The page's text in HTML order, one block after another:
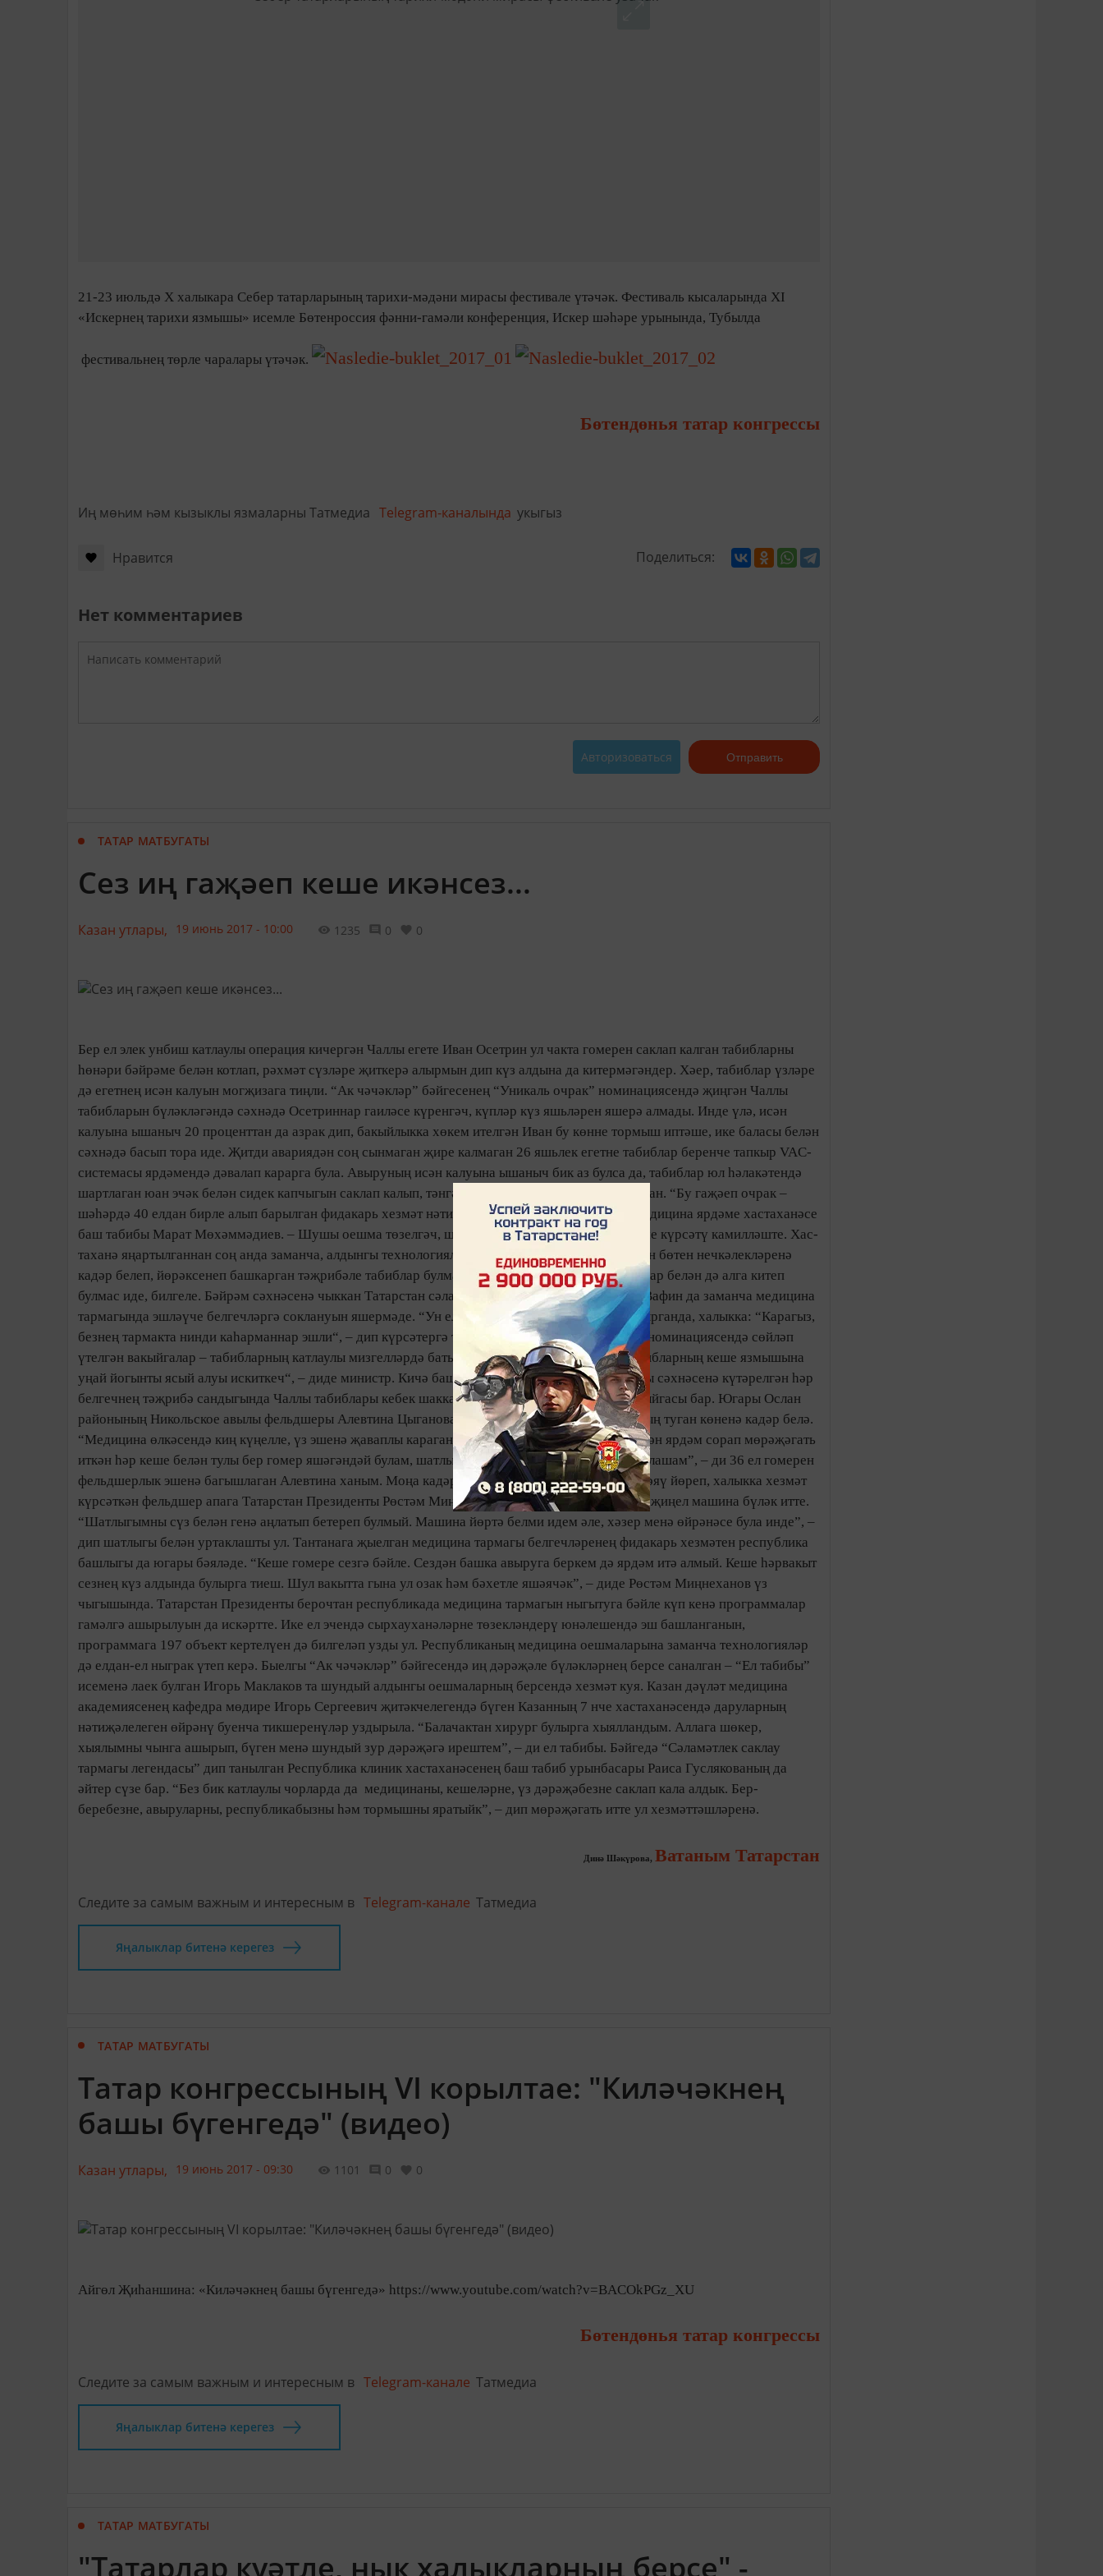
21-23 июльдә Х халыкара Себер татарларының тарихи-мәдәни мирасы фестивале үтәчәк. Фестиваль кысаларында XI
«Искернең тарихи язмышы» исемле Бөтенроссия фәнни-гамәли конференция, Искер шәһәре урынында, Тубылда
фестивальнең төрле чаралары үтәчәк.
Бөтендөнья татар конгрессы
Иң мөһим һәм кызыклы язмаларны Татмедиа Telegram-каналында укыгыз
Нравится Поделиться:
Нет комментариев
Авторизоваться Отправить
ТАТАР МАТБУГАТЫ
Сез иң гаҗәеп кеше икәнсез...
Казан утлары, 19 июнь 2017 - 10:00 1235 0 0
Бер ел элек унбиш катлаулы операция кичергән Чаллы егете Иван Осетрин ул чакта гомерен саклап калган табибларны
һөнәри бәйрәме белән котлап, рәхмәт сүзләре җиткерә алырмын дип күз алдына да китермәгәндер. Хәер, табиблар үзләре
дә егетнең исән калуын могҗи­зага тиңли. “Ак чәчәкләр” бәйгесенең “Уникаль очрак” номинациясендә җиңгән Чал­лы
табибларын бү­ләк­ләгәндә сәхнәдә Осетриннар гаиләсе күренгәч, күпләр күз яшьләрен яшерә алмады. Инде үлә, исән
калуына ышаныч 20 проценттан да азрак дип, бакыйлыкка хө­кем ителгән Иван бу көнне тормыш иптәше, ике баласы бе­лән
сәхнәдә басып тора иде. Җитди ава­риядән соң сынмаган җире калмаган 26 яшьлек егетне табиблар беренче тапкыр VAC-
системасы яр­дә­мендә дә­валап карарга була. Авыру­ның исән калуына ышаныч бик аз булса да, табиб­лар юл һәла­кә­тендә
шартлаган юан эчәк белән сидек капчыгын саклап калып, тәнгә үлек таралуны булдырмый кал­ган. “Бу гаҗәеп очрак –
шәһәрдә 40 елдан бирле алып барылган фидакарь хез­мәт нәтиҗәсе, – ди Чал­лының ашыгыч медицина ярдәме хастаханәсе
баш табибы Марат Мөхәммәдиев. – Шушы оешма төзелгәч, шә­һәр­дә ашы­гыч медицина яр­дәме күр­сәтү камил­ләш­те. Хас­
таханә яңартыл­ган­нан соң анда заманча, алдынгы тех­нологияләр кулланыла башлады”. Үз эшен бөтен нечкә­лек­ләренә
кадәр белеп, йөрәк­сенеп башкарган тәҗри­бәле табиблар булмаса, әллә нинди алдынгы оешмалар белән дә алга китеп
булмас иде, билгеле. Бәй­рәм сәхнәсенә чыккан Татарстан сәламәтлек саклау министры Гадел Вафин да заманча медицина
тармагында эшләүче бел­гечләргә соклануын яшер­мәде. “Ун ел элек бу тәкъ­димне га­мәлгә ашырганда, ха­лыкка: “Карагыз,
безнең тармакта нинди каһарманнар эшли“, – дип күрсәтергә те­ләдек. Бүген “Уникаль очрак“ но­ми­нациясендә сөйләп
үтел­­гән вакыйгалар – та­биб­лар­ның катлаулы миз­гел­ләрдә батырлык кылу­лары­ның үрнәге. Табиблар­ның кеше язмышына
уңай йогынты ясый алуы искиткеч“, – диде министр. Кичә башкаланың Опера һәм балет театры сәхнәсенә күтәрелгән һәр
белгечнең тәҗрибә сандыгында Чаллы табиблары кебек шаккатырып сөйләрлек хатирәсе, вакыйгасы бар. Югары Ослан
районының Никольское авылы фельдшеры Алевтина Цыганова әнә ярдәме тигән һәр авыруының туган көненә кадәр белә.
“Медицина өлкә­сендә киң күңелле, үз эшенә җаваплы караган кеше генә хезмәт куя ала. Миннән ярдәм сорап мөрәҗәгать
иткән һәр кеше белән тулы бер гомер яшәгәндәй булам, шатлыкларын да, кайгыларын да уртаклашам”, – ди 36 ел гомерен
фельдшерлык эшенә багышлаган Алевтина ханым. Моңа кадәр көн саен сигез чакрым юлны җәяү йөреп, халыкка хезмәт
күрсәткән фельдшер апага Татарстан Президенты Рөстәм Миңнеханов көтелмә­гән бүләк ясап, җиңел машина бүләк итте.
“Шатлыгымны сүз белән генә аңлатып бетереп булмый. Машина йөртә белми идем әле, хәзер менә өйрәнәсе була инде”, –
дип шатлыгы белән уртаклашты ул. Тантанага җыелган медицина тармагы белгечләренең фидакарь хезмәтен респуб­лика
башлыгы да югары бәя­ләде. “Кеше гомере сезгә бәй­ле. Сездән башка авыруга беркем дә ярдәм итә алмый. Кеше һәрвакыт
сезнең күз алдында булырга тиеш. Шул вакытта гына ул озак һәм бә­хетле яшәячәк”, – диде Рөстәм Миңнеханов үз
чыгышында. Татарстан Президенты берочтан республикада медицина тармагын ныгытуга бәй­ле күп кенә программалар
гамәлгә ашырылуын да ис­кәртте. Ике ел эчендә сыр­хауханәләрне төзеклән­дерү юнәлешендә эш башланганын,
программага 197 объект кертелүен дә бил­геләп узды ул. Республиканың медицина оешмаларына заманча технологияләр
дә елдан-ел ныграк үтеп керә. Быелгы “Ак чәчәкләр” бәйгесендә иң дәрәҗәле бүләкләрнең берсе саналган – “Ел табибы”
исе­менә лаек булган Игорь Мак­лаков та шундый алдынгы оешмаларның берсендә хез­мәт куя. Казан дәүләт медицина
академиясенең кафедра мөдире Игорь Сергеевич җитәкчелегендә бүген Казан­ның 7 нче хастаха­нә­сендә да­руларның
нәтиҗәле­леген өй­рәнү буенча тикше­ренүләр уздырыла. “Балачактан хирург булырга хыялландым. Аллага шөкер,
хыялымны чынга ашырып, бүген менә шундый зур дәрәҗәгә ирештем”, – ди ел табибы. Бәйгедә “Сәламәтлек саклау
тармагы легендасы” дип танылган Республика клиник хастаханә­сенең баш табиб урынбасары Раиса Гусля­кованың да
әйтер сүзе бар. “Без бик катлаулы чорларда да медицинаны, кешеләрне, үз дәрәҗәбезне саклап кала алдык. Бер-
беребезне, авыруларны, республикабызны һәм тормышны яратыйк”, – дип мө­рә­җәгать итте ул хез­мәт­тәшлә­ренә.
Динә Шәкүрова, Ватаным Татарстан
Следите за самым важным и интересным в Telegram-канале Татмедиа
Яңалыклар битенә керегез
ТАТАР МАТБУГАТЫ
Татар конгрессының VI корылтае: "Киләчәкнең
башы бүгенгедә" (видео)
Казан утлары, 19 июнь 2017 - 09:30 1101 0 0
Айгөл Җиһаншина: «Киләчәкнең башы бүгенгедә» https://www.youtube.com/watch?v=BACOkPGz_XU
Бөтендөнья татар конгрессы
Следите за самым важным и интересным в Telegram-канале Татмедиа
Яңалыклар битенә керегез
ТАТАР МАТБУГАТЫ
"Татарлар куәтле, нык халыкларның берсе" -